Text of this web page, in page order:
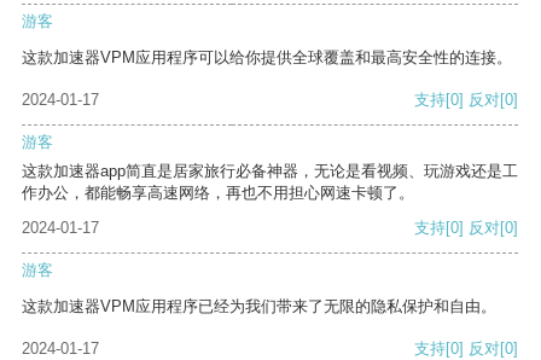
游客
这款加速器VPM应用程序可以给你提供全球覆盖和最高安全性的连接。
2024-01-17 支持[0] 反对[0]
游客
这款加速器app简直是居家旅行必备神器，无论是看视频、玩游戏还是工
作办公，都能畅享高速网络，再也不用担心网速卡顿了。
2024-01-17
支持[0] 反对[0]
游客
这款加速器VPM应用程序已经为我们带来了无限的隐私保护和自由。
2024-01-17 支持[0] 反对[0]